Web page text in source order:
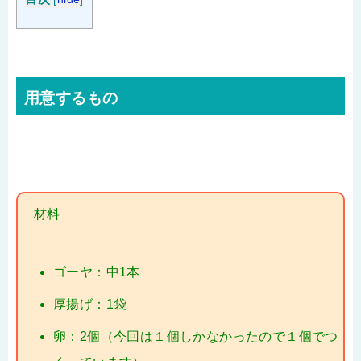
用意するもの
材料
ゴーヤ：中1本
厚揚げ：1袋
卵：2個（今回は１個しかなかったので１個でつ